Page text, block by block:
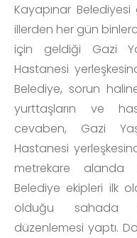
Kayapınar
illerden her gün
için geldiği Gazi
Hastanesi
Belediye, sorun
yurttaşların ve
cevaben, Gazi
Hastanesi
metrekare alanda
Belediye ekipleri ilk
olduğu sahada
düzenlemesi yaptı.